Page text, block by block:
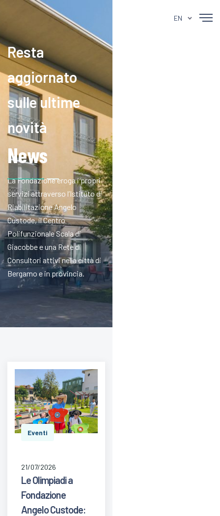
EN
Resta
aggiornato
sulle ultime
novità
News
La Fondazione eroga i propri
servizi attraverso l’Istituto di
Riabilitazione Angelo
Custode, il Centro
Polifunzionale Scala di
Giacobbe e una Rete di
Consultori attivi nella città di
Bergamo e in provincia.
Eventi
21/07/2026
Le Olimpiadi a
Fondazione
Angelo Custode: